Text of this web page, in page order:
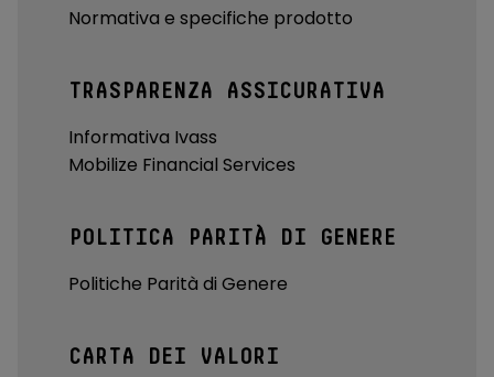
Normativa e specifiche prodotto
TRASPARENZA ASSICURATIVA
Informativa Ivass
Mobilize Financial Services
POLITICA PARITÀ DI GENERE
Politiche Parità di Genere
CARTA DEI VALORI